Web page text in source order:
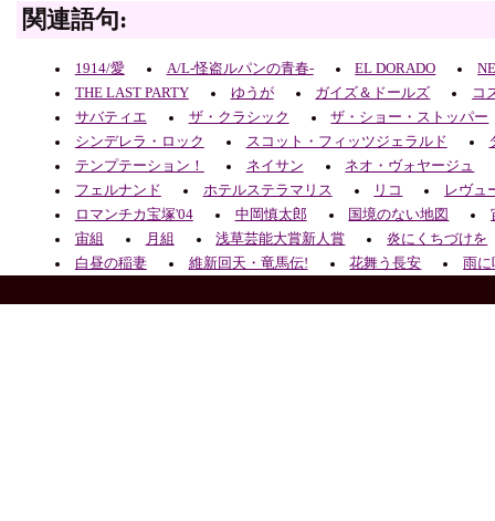
関連語句:
1914/愛 A/L-怪盗ルパンの青春- EL DORADO
THE LAST PARTY
ゆうが ガイズ＆ドールズ
コ
サバティエ
ザ・クラシック
ザ・ショー・ストッパー
シンデレラ・ロック
スコット・フィッツジェラルド
テンプテーション！
ネイサン
ネオ・ヴォヤージュ
フェルナンド
ホテルステラマリス リコ
レヴュ
ロマンチカ宝塚'04
中岡慎太郎 国境のない地図
宙組
月組 浅草芸能大賞新人賞
炎にくちづけを
白昼の稲妻
維新回天・竜馬伝! 花舞う長安 雨